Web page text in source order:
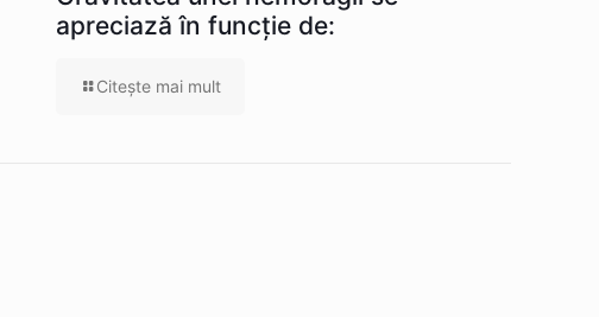
apreciază în funcție de:
Citeşte mai mult